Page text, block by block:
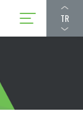
TR